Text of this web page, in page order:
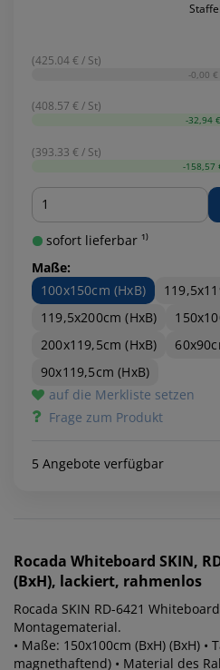
(425.04 € / St)
-0,00 €
(408.57 € / St)
-32,94 €
(393.33 € / St)
-158,57
Menge
sofort lieferbar ¹⁾
Maße:
100x150cm (HxB)
119,5x200cm (HxB)
200x119,5cm (HxB)
90x119,5cm (HxB)
auf die Merkliste setzen
Frage zum Produkt
5 Angebote verfügbar
Rocada Whiteboard SKIN,
(BxH), lackiert, rahmenlos
Rocada SKIN RD-6421
Montagematerial.
• Maße: 150x100cm (BxH) (BxH)
magnethaftend) • Material des